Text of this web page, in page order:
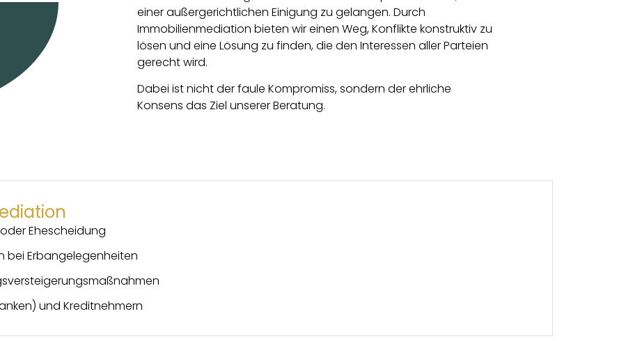
einer außergerichtlichen Einigung zu gelangen. Durch
Immobilienmediation bieten wir einen Weg, Konflikte konstruktiv zu
lösen und eine Lösung zu finden, die den Interessen aller Parteien
gerecht wird.
Dabei ist nicht der faule Kompromiss, sondern der ehrliche
Konsens das Ziel unserer Beratung.
Ehescheidung
bei Erbangelegenheiten
und Kreditnehmern